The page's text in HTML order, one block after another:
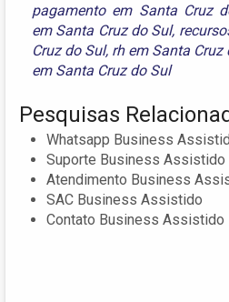
pagamento em Santa Cruz
em Santa Cruz do Sul,
Cruz do Sul, rh em Santa Cruz
em Santa Cruz do Sul
Pesquisas
Whatsapp Business
Suporte Business Assistido
Atendimento Business
SAC Business Assistido
Contato Business Assistido